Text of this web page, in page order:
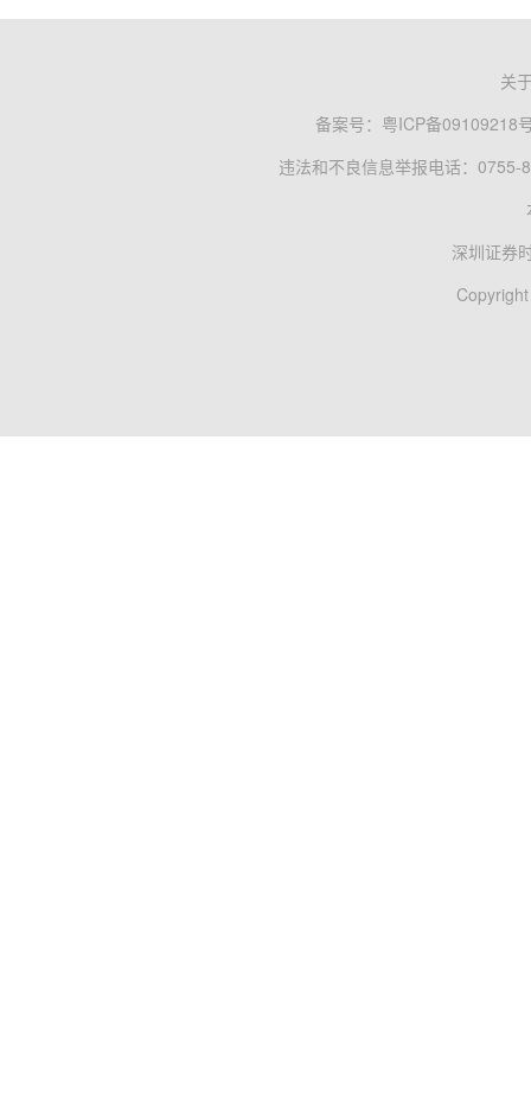
关
备案号： 粤ICP备09109218
违法和不良信息举报电话：0755-
深圳证券